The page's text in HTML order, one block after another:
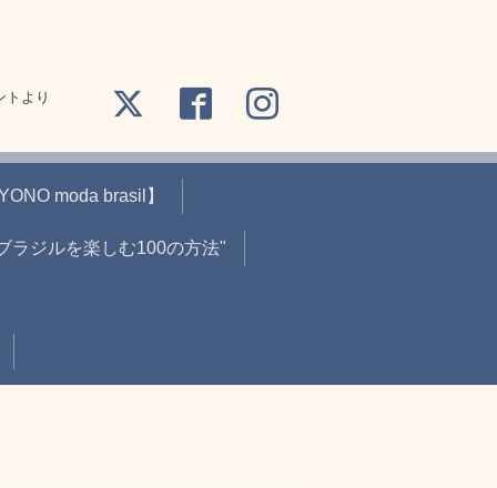
トより
moda brasil】
ラジルを楽しむ100の方法"